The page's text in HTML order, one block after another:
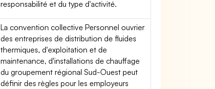
responsabilité et du type d'activité.
La convention collective Personnel ouvrier
des entreprises de distribution de fluides
thermiques, d'exploitation et de
maintenance, d'installations de chauffage
du groupement régional Sud-Ouest peut
définir des règles pour les employeurs